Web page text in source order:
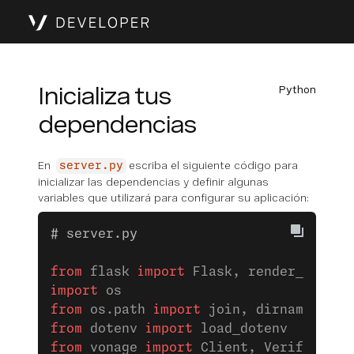
Python
Inicializa tus
dependencias
En server.py
escriba el siguiente código para
inicializar las dependencias y definir algunas
variables que utilizará para configurar su aplicación:
# server.py
from flask import Flask,
import os
from os.path import join, dirname
from dotenv import load_dotenv
from vonage import Client, Verify